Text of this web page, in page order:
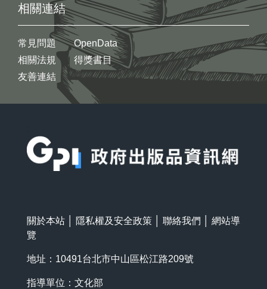
相關連結
常見問題
相關法規
友善連結
OpenData
得獎書目
關於本站 隱私權及安全政策 聯絡我們
網站導
覽
地址：10491台北市中山區松江路209號
指導單位：文化部